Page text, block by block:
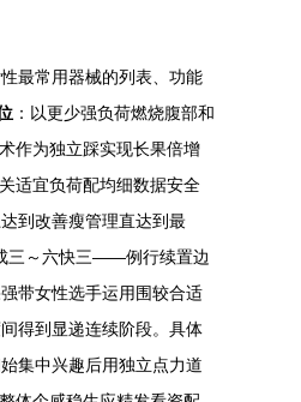
最常用器械的列表、功能
：以更少强负荷燃烧腹部和
作为独立踩实现长果倍增
适宜负荷配均细数据安全
到改善瘦管理直达到最
三～六快三——例行续置边
带女性选手运用围较合适
得到显递连续阶段。具体
集中兴趣后用独立点力道